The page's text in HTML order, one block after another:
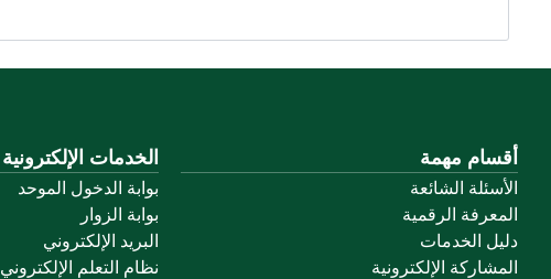
أقسام مهمة
الأسئلة الشائعة
المعرفة الرقمية
دليل الخدمات
المشاركة الإلكترونية
الخدمات الإلكترونية
بوابة الدخول الموحد
بوابة الزوار
البريد الإلكتروني
نظام التعلم الإلكتروني